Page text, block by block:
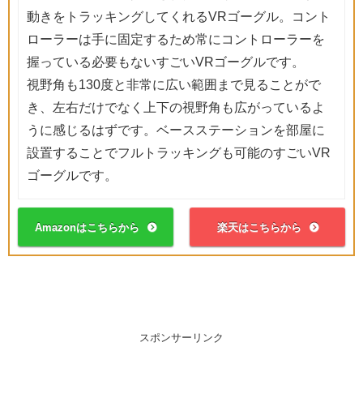
動きをトラッキングしてくれるVRゴーグル。コント
ローラーは手に固定するため常にコントローラーを
握っている必要もないすごいVRゴーグルです。
視野角も130度と非常に広い範囲まで見ることがで
き、左右だけでなく上下の視野角も広がっているよ
うに感じるはずです。ベースステーションを部屋に
設置することでフルトラッキングも可能のすごいVR
ゴーグルです。
Amazonはこちらから 楽天はこちらから
スポンサーリンク